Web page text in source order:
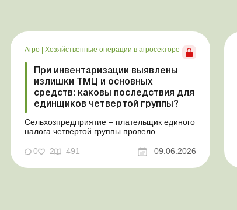
Агро Хозяйственные операции в агросекторе
При инвентаризации выявлены
излишки ТМЦ и основных
средств: каковы последствия для
единщиков четвертой группы?
Сельхозпредприятие – плательщик единого
налога четвертой группы провело
оприходованных при покупке товаров,
продукции собственного производства, а
также основных средств (далее – ОС). Как
0 2 491 09.06.2026